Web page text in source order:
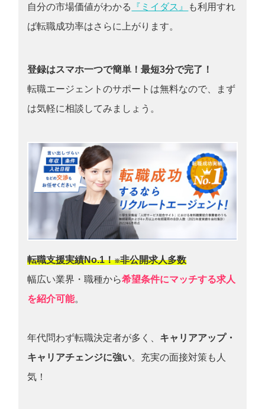
自分の市場価値がわかる 『ミイダス』
も利用すれ
ば転職成功率はさらに上がります。
登録はスマホ一つで簡単！最短3分で完了！
転職エージェントのサポートは無料なので、まず
は気軽に相談してみましょう。
転職支援実績No.1！※非公開求人多数
幅広い業界・職種から希望条件にマッチする求人
を紹介可能。
年代問わず転職決定者が多く、 キャリアアップ・
キャリアチェンジに強い。充実の面接対策も人
気！